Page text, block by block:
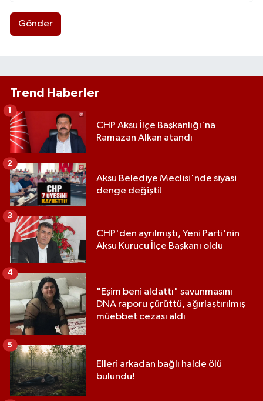
Gönder
Trend Haberler
CHP Aksu İlçe Başkanlığı'na
Ramazan Alkan atandı
1
Aksu Belediye Meclisi'nde siyasi
denge değişti!
2
CHP'den ayrılmıştı, Yeni Parti'nin
Aksu Kurucu İlçe Başkanı oldu
3
"Eşim beni aldattı" savunmasını
DNA raporu çürüttü, ağırlaştırılmış
müebbet cezası aldı
4
Elleri arkadan bağlı halde ölü
bulundu!
5